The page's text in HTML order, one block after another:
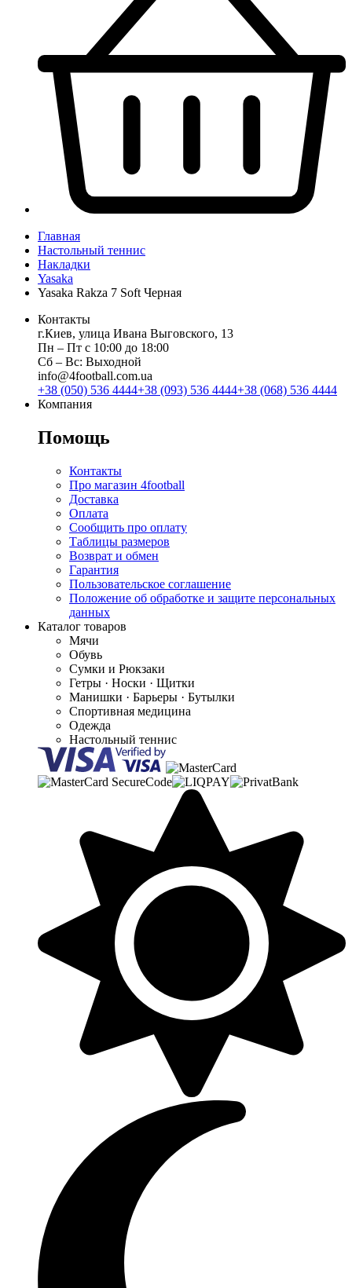
Главная
Настольный теннис
Накладки
Yasaka
Yasaka Rakza 7 Soft Черная
Контакты
г.Киев, улица Ивана Выговского, 13
Пн ‒ Пт с 10:00 до 18:00
Сб ‒ Вс: Выходной
info@4football.com.ua
+38 (050) 536 4444+38 (093) 536 4444+38 (068) 536 4444
Компания
Помощь
Контакты
Про магазин 4football
Доставка
Оплата
Сообщить про оплату
Таблицы размеров
Возврат и обмен
Гарантия
Пользовательское соглашение
Положение об обработке и защите персональных
данных
Каталог товаров
Мячи
Обувь
Сумки и Рюкзаки
Гетры · Носки · Щитки
Манишки · Барьеры · Бутылки
Спортивная медицина
Одежда
Настольный теннис